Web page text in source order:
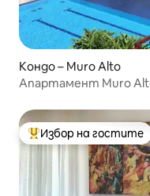
Кондо – Muro Alto
Апартамент Muro
Най-популярен избор
Избор на гостите